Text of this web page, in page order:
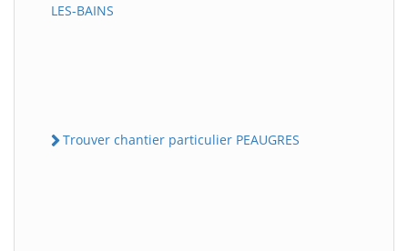
LES-BAINS
Trouver chantier particulier PEAUGRES